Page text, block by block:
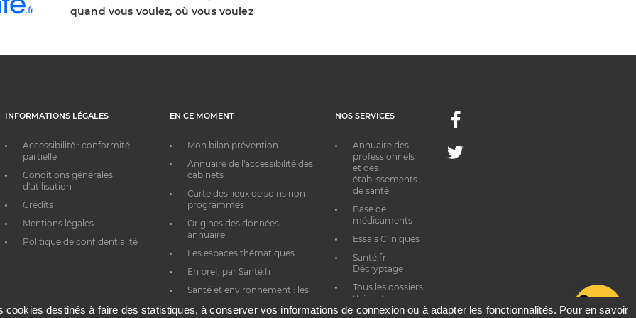
quand vous voulez, où vous voulez
INFORMATIONS LÉGALES
Accessibilité : conformité
partielle
Conditions générales
d'utilisation
Crédits
Mentions légales
Politique de confidentialité
EN CE MOMENT
Mon bilan prévention
Annuaire de l'accessibilité des
cabinets
Carte des lieux de soins non
programmés
Origines des données
annuaire
Les espaces thématiques
En bref, par Santé.fr
Santé et environnement : les
NOS SERVICES
Annuaire des
professionnels
et des
établissements
de santé
Base de
médicaments
Essais Cliniques
Santé.fr
Décryptage
Tous les dossiers
thématiques
Facebook
Twitter
cookies destinés à faire des statistiques, à conserver vos informations de connexion ou à adapter les fonctionnalités. Pour en savoir